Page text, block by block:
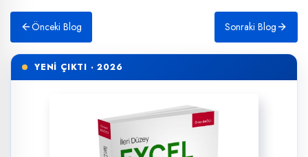
Önceki Blog Sonraki Blog
YENİ ÇIKTI · 2026